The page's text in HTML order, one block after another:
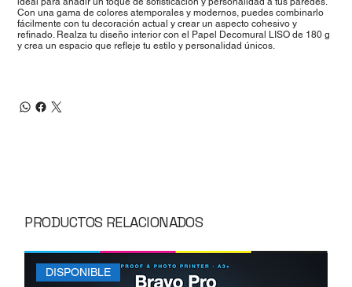
Con una gama de colores atemporales y modernos, puedes combinarlo
fácilmente con tu decoración actual y crear un aspecto cohesivo y
refinado. Realza tu diseño interior con el Papel Decomural LISO de 180 g
y crea un espacio que refleje tu estilo y personalidad únicos.
PRODUCTOS RELACIONADOS
DISPONIBLE